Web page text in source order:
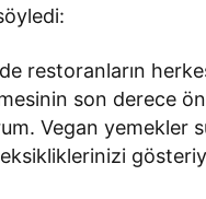
restoranların
son derece
Vegan yemekler